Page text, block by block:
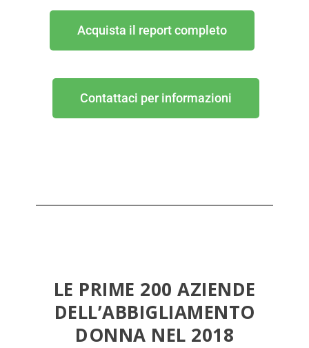
Acquista il report completo
Contattaci per informazioni
LE PRIME 200 AZIENDE
DELL’ABBIGLIAMENTO
DONNA NEL 2018